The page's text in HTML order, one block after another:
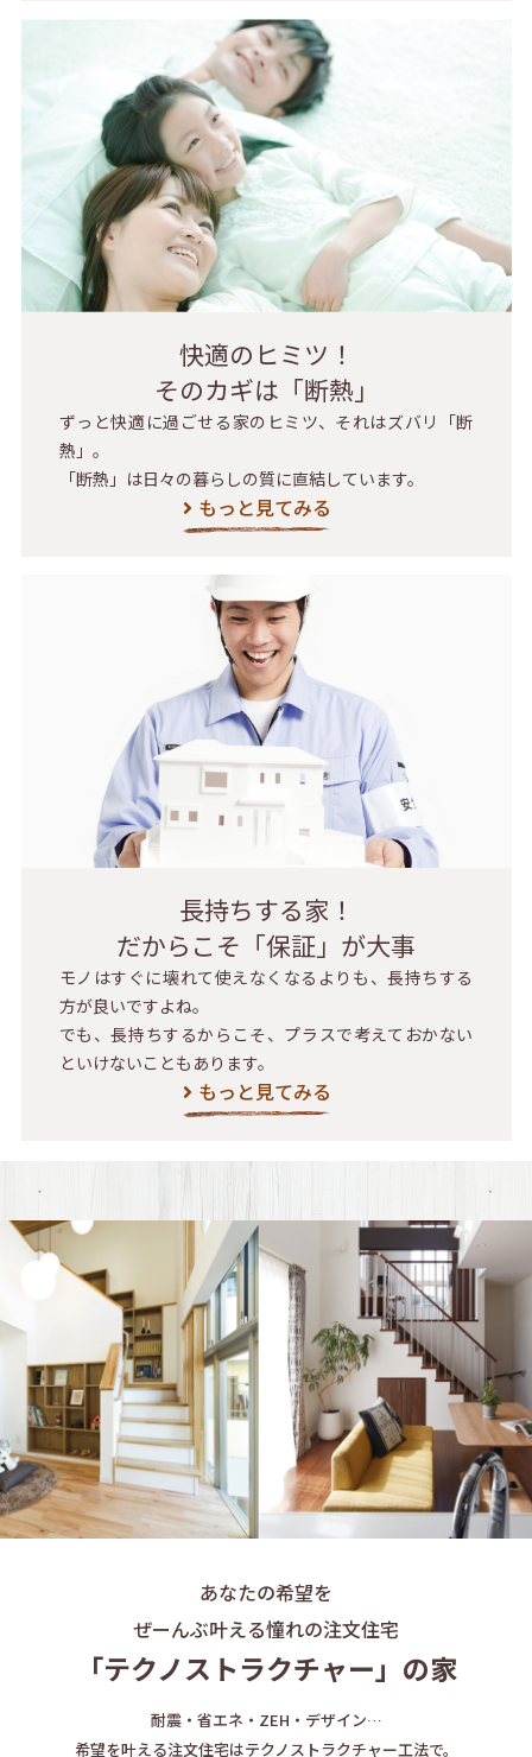
快適のヒミツ！
そのカギは「断熱」
ずっと快適に過ごせる家のヒミツ、それはズバリ「断
熱」。
「断熱」は日々の暮らしの質に直結しています。
もっと見てみる
長持ちする家！
だからこそ「保証」が大事
モノはすぐに壊れて使えなくなるよりも、長持ちする
方が良いですよね。
でも、長持ちするからこそ、プラスで考えておかない
といけないこともあります。
もっと見てみる
あなたの希望を
ぜーんぶ叶える憧れの注文住宅
「テクノストラクチャー」の家
耐震・省エネ・ZEH・デザイン…
希望を叶える注文住宅はテクノストラクチャー工法で。